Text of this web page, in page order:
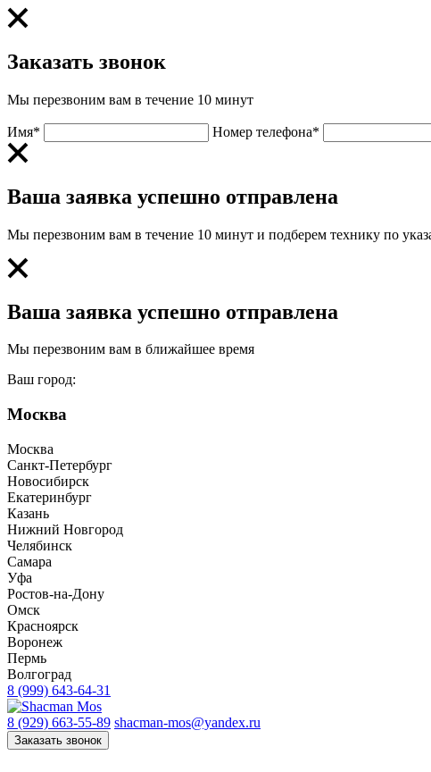
Заказать звонок
Мы перезвоним вам в течение 10 минут
Имя* Номер телефона*
Ваша заявка успешно отправлена
Мы перезвоним вам в течение 10 минут и подберем технику по
Ваша заявка успешно отправлена
Мы перезвоним вам в ближайшее время
Ваш город:
Москва
Москва
Санкт-Петербург
Новосибирск
Екатеринбург
Казань
Нижний Новгород
Челябинск
Самара
Уфа
Ростов-на-Дону
Омск
Красноярск
Воронеж
Пермь
Волгоград
8 (999) 643-64-31
8 (929) 663-55-89 shacman-mos@yandex.ru
Заказать звонок